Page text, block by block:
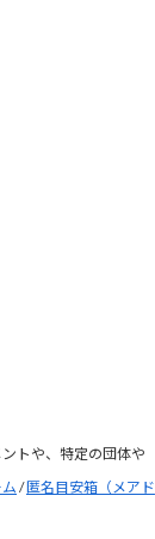
トや、特定の団体や
/匿名目安箱（メアド